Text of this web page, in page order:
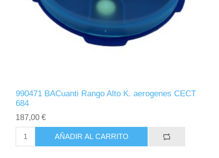
990471 BACuanti Rango Alto K. aerogenes CECT
684
187,00 €
AÑADIR AL CARRITO